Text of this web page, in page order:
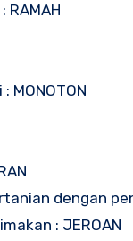
RAMAH
MONOTON
dengan
: JEROAN